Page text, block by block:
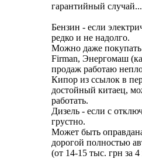
гарантийный случай...
Бензин - если
редко и не надолго.
Можно даже покупать
Firman, Энергомаш
продаж работаю
Кипор из ссылок в
достойный китаец,
работать.
Дизель - если с
грустно.
Может быть
дорогой полностью
(от 14-15 тыс. грн за